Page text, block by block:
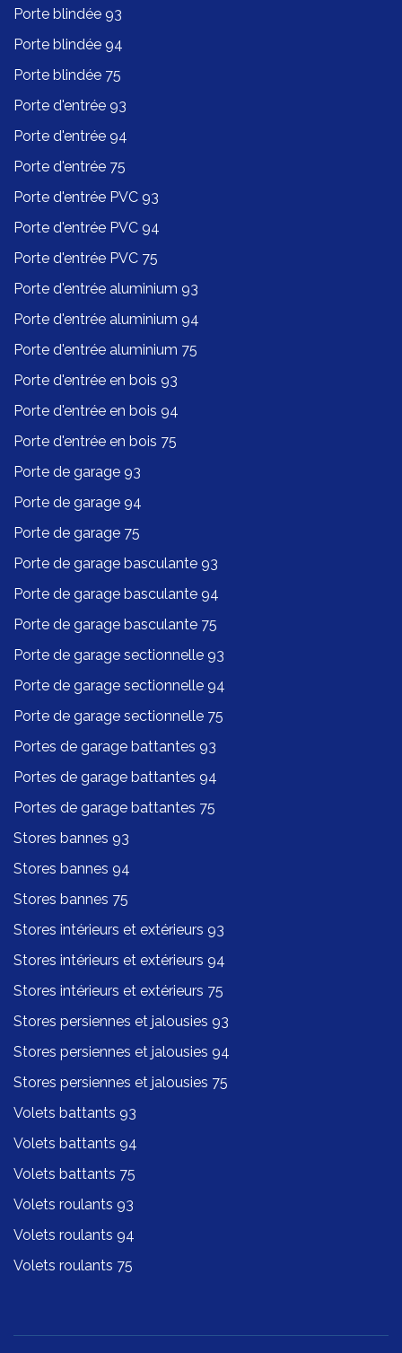
Porte blindée 93
Porte blindée 94
Porte blindée 75
Porte d'entrée 93
Porte d'entrée 94
Porte d'entrée 75
Porte d'entrée PVC 93
Porte d'entrée PVC 94
Porte d'entrée PVC 75
Porte d'entrée aluminium 93
Porte d'entrée aluminium 94
Porte d'entrée aluminium 75
Porte d'entrée en bois 93
Porte d'entrée en bois 94
Porte d'entrée en bois 75
Porte de garage 93
Porte de garage 94
Porte de garage 75
Porte de garage basculante 93
Porte de garage basculante 94
Porte de garage basculante 75
Porte de garage sectionnelle 93
Porte de garage sectionnelle 94
Porte de garage sectionnelle 75
Portes de garage battantes 93
Portes de garage battantes 94
Portes de garage battantes 75
Stores bannes 93
Stores bannes 94
Stores bannes 75
Stores intérieurs et extérieurs 93
Stores intérieurs et extérieurs 94
Stores intérieurs et extérieurs 75
Stores persiennes et jalousies 93
Stores persiennes et jalousies 94
Stores persiennes et jalousies 75
Volets battants 93
Volets battants 94
Volets battants 75
Volets roulants 93
Volets roulants 94
Volets roulants 75